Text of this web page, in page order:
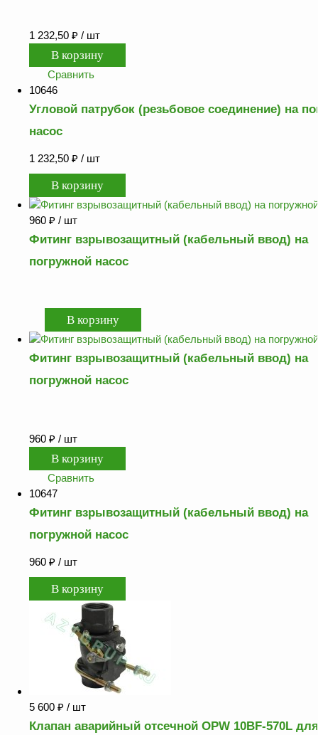
1 232,50 ₽ / шт
Сравнить
10646
Угловой патрубок (резьбовое соединение) на
насос
1 232,50 ₽ / шт
960 ₽ / шт
Фитинг взрывозащитный (кабельный ввод) на
погружной насос
Фитинг взрывозащитный (кабельный ввод) на
погружной насос
960 ₽ / шт
Сравнить
10647
Фитинг взрывозащитный (кабельный ввод) на
погружной насос
960 ₽ / шт
5 600 ₽ / шт
Клапан аварийный отсечной OPW 10BF-570L для